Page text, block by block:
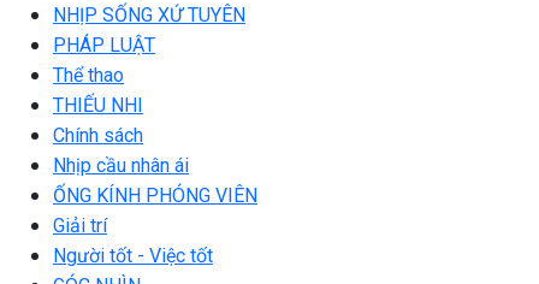
NHỊP SỐNG XỨ TUYÊN
PHÁP LUẬT
Thể thao
THIẾU NHI
Chính sách
Nhịp cầu nhân ái
ỐNG KÍNH PHÓNG VIÊN
Giải trí
Người tốt - Việc tốt